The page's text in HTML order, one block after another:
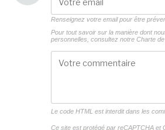
Renseignez votre email pour être
Pour tout savoir sur la manière dont
personnelles, consultez notre Charte de
Le code HTML est interdit dans les
Ce site est protégé par reCAPTCHA et